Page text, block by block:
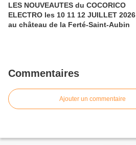
LES NOUVEAUTES du COCORICO
ELECTRO les 10 11 12 JUILLET 2026
au château de la Ferté-Saint-Aubin
Commentaires
Ajouter un commentaire